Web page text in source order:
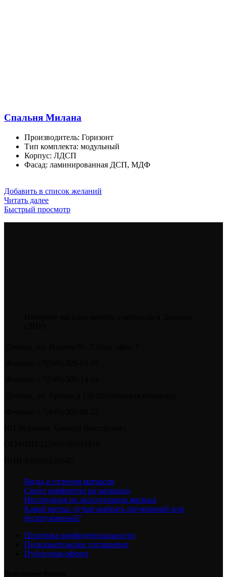
Спальня Милана
Производитель: Горизонт
Тип комплекта: модульный
Корпус: ЛДСП
Фасад: ламинированная ДСП, МДФ
Добавить в список желаний
Читать далее
Быстрый просмотр
Виды и отличия матрасов
Спите комфортно на матрацах
Инструкция по эксплуатации матраса
Какой матрас лучше выбрать пружинный или
беспружинный?
Политика конфиденциальности
Пользовательское соглашение
Публичная оферта